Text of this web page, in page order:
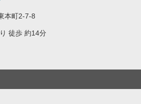
本町2-7-8
徒歩 約14分